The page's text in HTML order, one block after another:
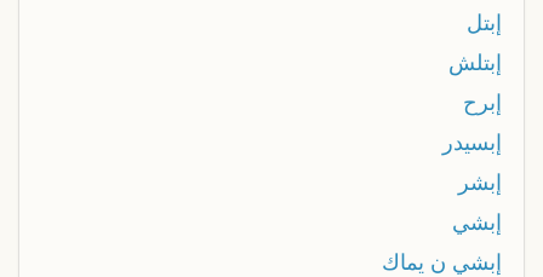
إبتل
إبتلش
إبرح
إبسيدر
إبشر
إبشي
إبشي ن يماك